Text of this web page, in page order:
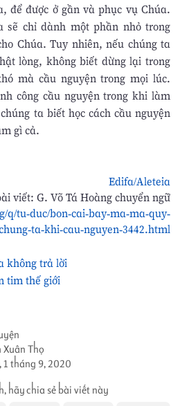
để được ở gần và phục vụ Chúa.
sẽ chỉ dành một phần nhỏ trong
Chúa. Tuy nhiên, nếu chúng ta
lòng, không biết dừng lại trong
mà cầu nguyện trong mọi lúc.
công cầu nguyện trong khi làm
ta biết học cách cầu nguyện
gì cả.
Edifa/Aleteia
viết: G. Võ Tá Hoàng chuyển ngữ
q/tu-duc/bon-cai-bay-ma-ma-quy-
ta-khi-cau-nguyen-3442.html
không trả lời
tim thế giới
Xuân Thọ
1 tháng 9, 2020
hãy chia sẻ bài viết này